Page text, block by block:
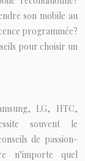
son mobile au
programmée?
pour choisir un
LG, HTC,
souvent le
de passion-
n’importe quel